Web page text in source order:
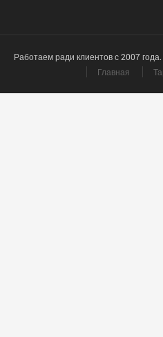
Работаем ради клиентов с 2007
Главная